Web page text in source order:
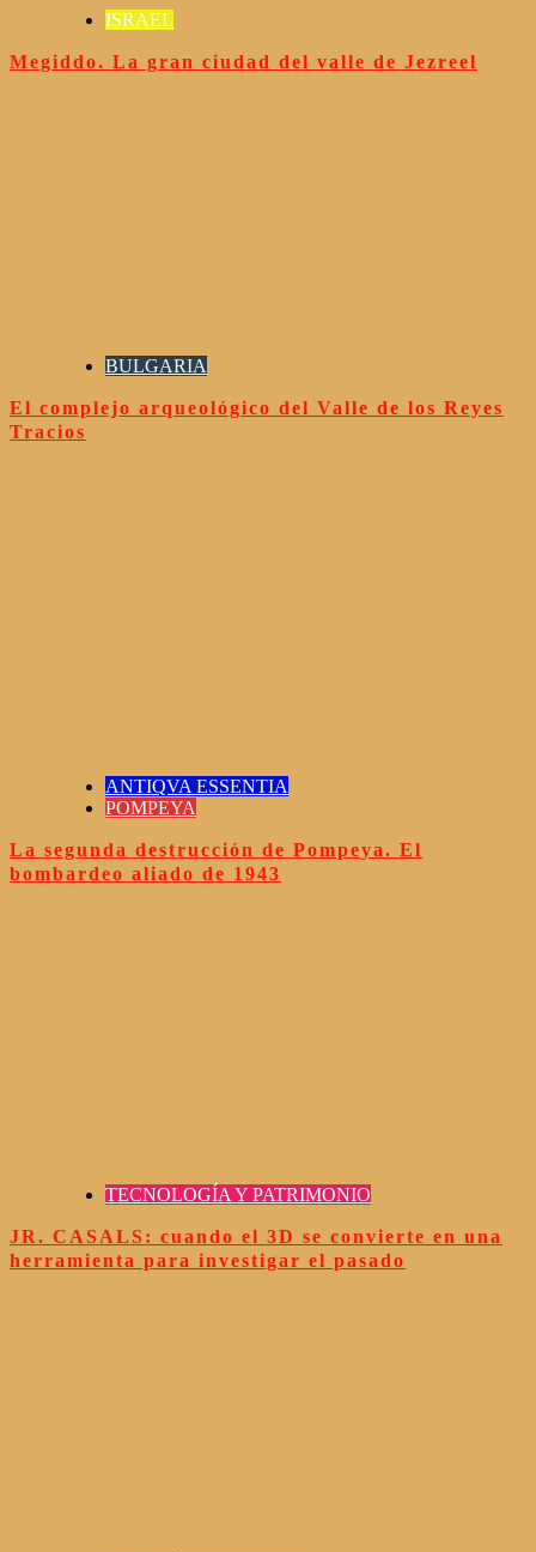
ISRAEL
Megiddo. La gran ciudad del valle de Jezreel
BULGARIA
El complejo arqueológico del Valle de los Reyes
Tracios
ANTIQVA ESSENTIA
POMPEYA
La segunda destrucción de Pompeya. El
bombardeo aliado de 1943
TECNOLOGÍA Y PATRIMONIO
JR. CASALS: cuando el 3D se convierte en una
herramienta para investigar el pasado